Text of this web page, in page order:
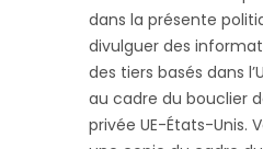
dans la présente
divulguer des
des tiers basés dans
au cadre du bouclier
privée UE-États-Unis.